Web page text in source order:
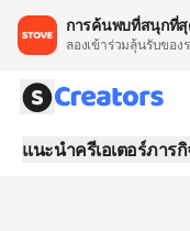
การค้นพบที่สนุกที่สุ
ลองเข้าร่วมลุ้นรับของ
แนะนำครีเอเตอร์ภาร